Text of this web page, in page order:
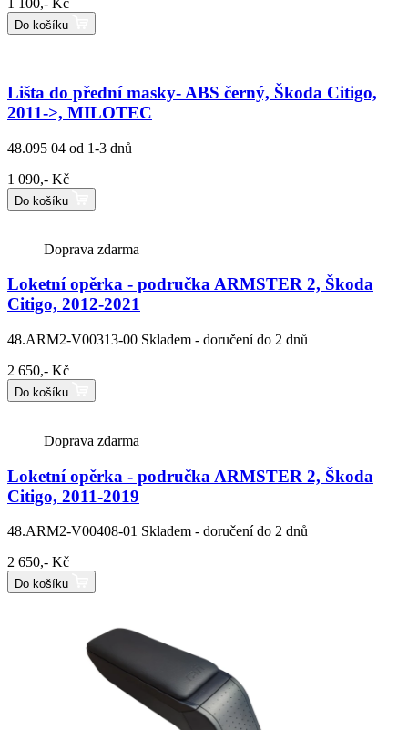
1 100,- Kč
Do košíku
Lišta do přední masky- ABS černý, Škoda Citigo,
2011->, MILOTEC
48.095 04 od 1-3 dnů
1 090,- Kč
Do košíku
Doprava zdarma
Loketní opěrka - područka ARMSTER 2, Škoda
Citigo, 2012-2021
48.ARM2-V00313-00 Skladem - doručení do 2 dnů
2 650,- Kč
Do košíku
Doprava zdarma
Loketní opěrka - područka ARMSTER 2, Škoda
Citigo, 2011-2019
48.ARM2-V00408-01 Skladem - doručení do 2 dnů
2 650,- Kč
Do košíku